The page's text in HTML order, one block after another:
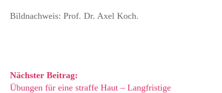
Bildnachweis: Prof. Dr. Axel Koch.
Nächster Beitrag:
Übungen für eine straffe Haut – Langfristige